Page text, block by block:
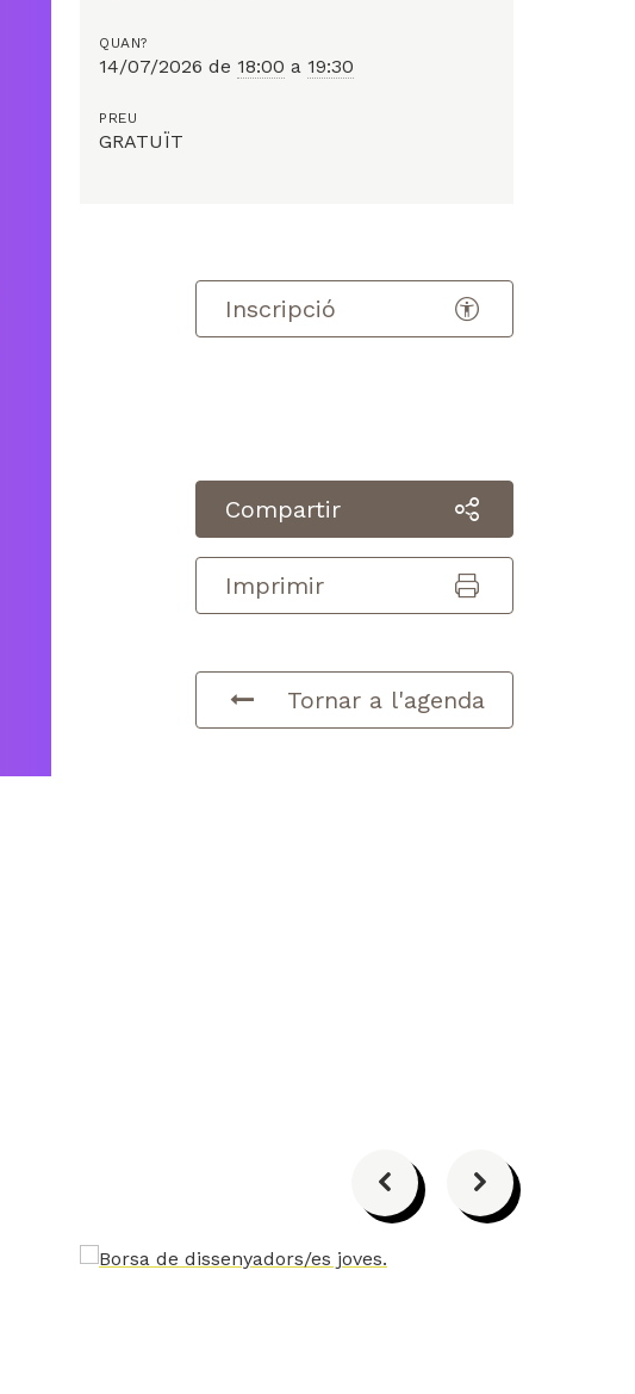
?
QUAN?
14/07/2026 de 18:00 a 19:30
PREU
GRATUÏT
Inscripció
Compartir
Imprimir
Tornar a l'agenda
Anterior Següent